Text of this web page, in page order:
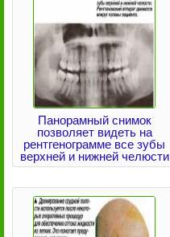
Панорамный снимок
позволяет видеть на
рентгенограмме все зубы
верхней и нижней челюсти